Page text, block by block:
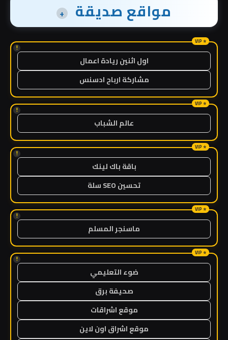
مواقع صديقة +
!
اول اثنين ريادة اعمال
مشاركة ارباح ادسنس
!
عالم الشباب
!
باقة باك لينك
تحسين SEO سلة
!
ماسنجر المسلم
!
ضوء التعليمي
صحيفة برق
موقع اشراقات
موقع اشراق اون لاين